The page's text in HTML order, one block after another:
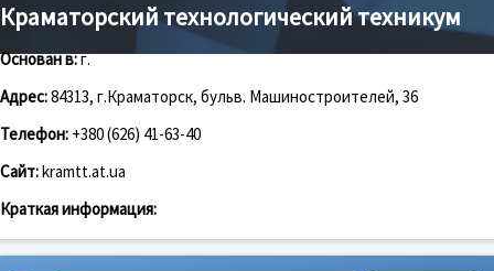
Краматорский технологический техникум
Основан в:г.
Адрес:84313, г.Краматорск, бульв. Машиностроителей, 36
Телефон: +380 (626) 41-63-40
Сайт:kramtt.at.ua
Краткая информация: